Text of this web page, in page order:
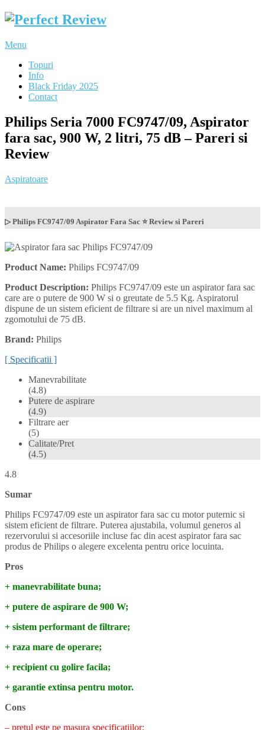
Menu
Topuri
Info
Black Friday 2025
Contact
Philips Seria 7000 FC9747/09, Aspirator
fara sac, 900 W, 2 litri, 75 dB – Pareri si
Review
Aspiratoare
▷ Philips FC9747/09 Aspirator Fara Sac ⭐ Review si Pareri
Product Name: Philips FC9747/09
Product Description: Philips FC9747/09 este un aspirator fara sac
care are o putere de 900 W si o greutate de 5.5 Kg. Aspiratorul
dispune de un sistem eficient de filtrare si are un nivel maximum al
zgomotului de 75 dB.
Brand: Philips
[ Specificatii ]
Manevrabilitate
(4.8)
Putere de aspirare
(4.9)
Filtrare aer
(5)
Calitate/Pret
(4.5)
4.8
Sumar
Philips FC9747/09 este un aspirator fara sac cu motor puternic si
sistem eficient de filtrare. Puterea ajustabila, volumul generos al
rezervorului si accesoriile incluse fac din acest aspirator fara sac
produs de Philips o alegere excelenta pentru orice locuinta.
Pros
+ manevrabilitate buna;
+ putere de aspirare de 900 W;
+ sistem performant de filtrare;
+ raza mare de operare;
+ recipient cu golire facila;
+ garantie extinsa pentru motor.
Cons
– pretul este pe masura specificatiilor;